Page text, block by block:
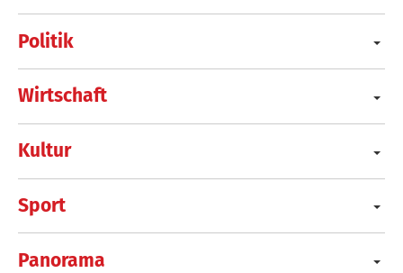
Politik
Wirtschaft
Kultur
Sport
Panorama